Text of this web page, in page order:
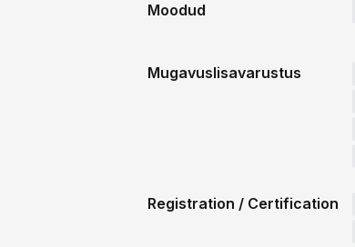
Moodud
Mugavuslisavarustus
Registration / Certification